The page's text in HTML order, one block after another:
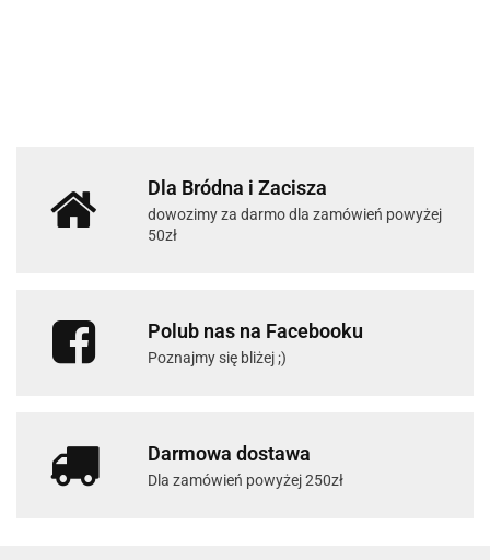
Dla Bródna i Zacisza
dowozimy za darmo dla zamówień powyżej
50zł
Polub nas na Facebooku
Poznajmy się bliżej ;)
Darmowa dostawa
Dla zamówień powyżej 250zł